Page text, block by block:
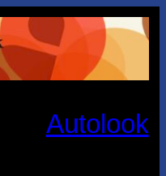
Autolook